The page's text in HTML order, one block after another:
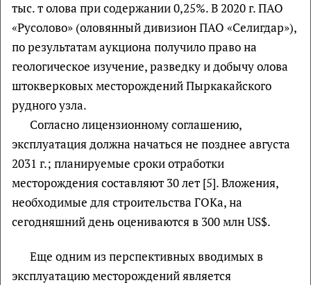
тыс. т олова при содержании 0,25%. В 2020 г. ПАО
«Русолово» (оловянный дивизион ПАО «Селигдар»),
по результатам аукциона получило право на
геологическое изучение, разведку и добычу олова
штокверковых месторождений Пыркакайского
рудного узла.
Согласно лицензионному соглашению,
эксплуатация должна начаться не позднее августа
2031 г.; планируемые сроки отработки
месторождения составляют 30 лет [5]. Вложения,
необходимые для строительства ГОКа, на
сегодняшний день оцениваются в 300 млн US$.
Еще одним из перспективных вводимых в
эксплуатацию месторождений является